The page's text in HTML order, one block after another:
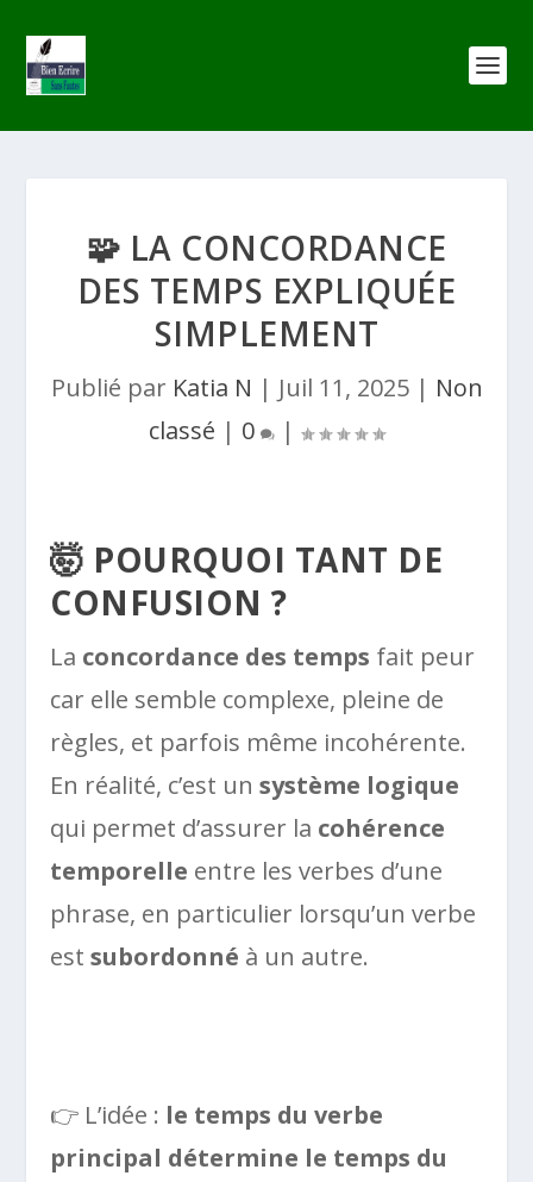
🧩 LA CONCORDANCE
DES TEMPS EXPLIQUÉE
SIMPLEMENT
Publié par Katia N | Juil 11, 2025| Non
classé | 0 |
🤯 POURQUOI TANT DE
CONFUSION ?
La concordance des temps fait peur
car elle semble complexe, pleine de
règles, et parfois même incohérente.
En réalité, c’est unsystème logique
qui permet d’assurer la cohérence
temporelle entre les verbes d’une
phrase, en particulier lorsqu’un verbe
estsubordonné à un autre.
👉 L’idée : le temps du verbe
principal détermine le temps du